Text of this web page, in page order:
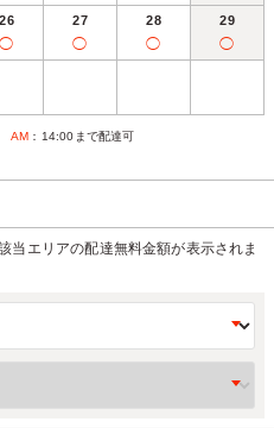
26
◯
27
◯
28
◯
29
◯
AM ：14:00まで配達可
当エリアの配達無料金額が表示されま